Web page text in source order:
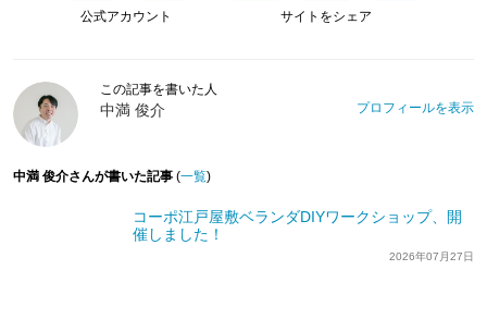
公式アカウント サイトをシェア
この記事を書いた人
中満 俊介 プロフィールを表示
中満 俊介さんが書いた記事 (一覧)
コーポ江戸屋敷ベランダDIYワークショップ、開
催しました！
2026年07月27日